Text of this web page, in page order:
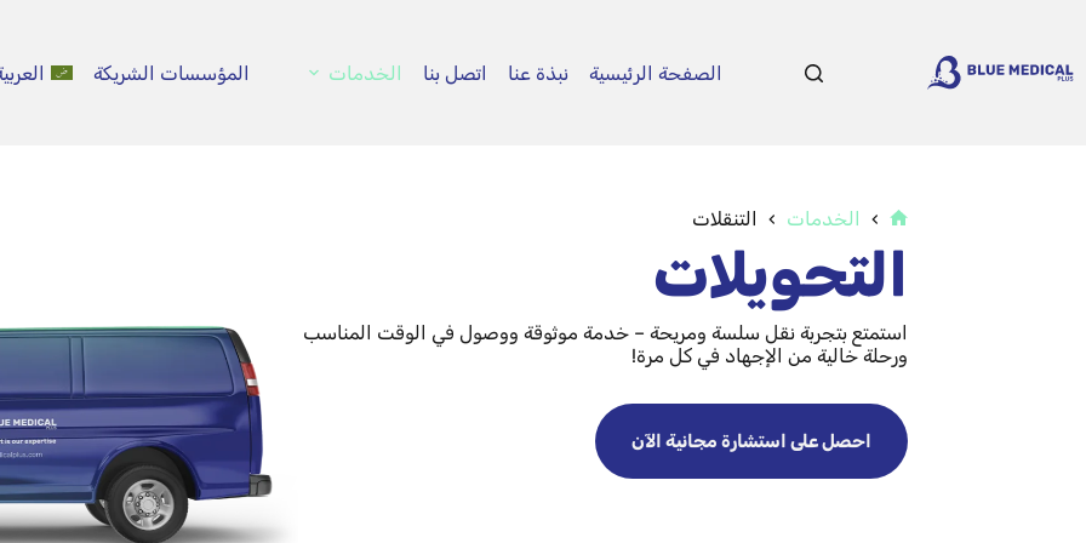
الصفحة الرئيسية نبذة عنا اتصل بنا الخدمات المؤسسات الشريكة
الخدمات التنقلات
التحويلات
استمتع بتجربة نقل سلسة ومريحة – خدمة موثوقة ووصول في الوقت المناسب
ورحلة خالية من الإجهاد في كل مرة!
احصل على استشارة مجانية الآن